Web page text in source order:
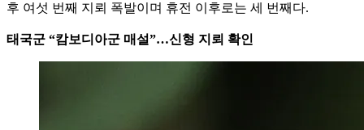
후 여섯 번째 지뢰 폭발이며 휴전 이후로는 세 번째다.
태국군 “캄보디아군 매설”…신형 지뢰 확인